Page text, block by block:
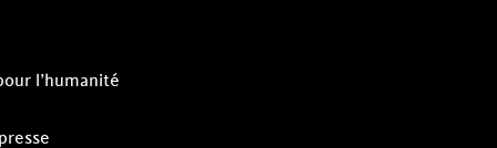
l’humanité